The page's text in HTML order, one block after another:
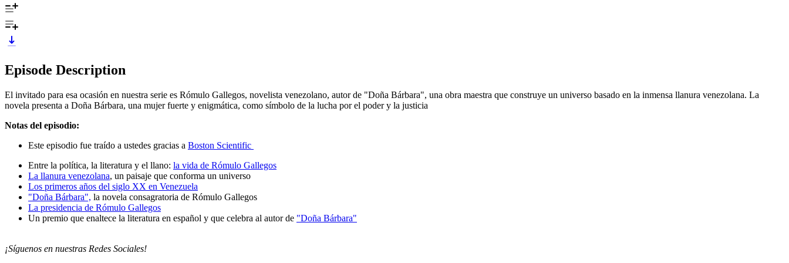
Episode Description
El invitado para esa ocasión en nuestra serie es Rómulo Gallegos, novelista venezolano, autor de "Doña Bárbara", una obra maestra que construye un universo basado en la inmensa llanura venezolana. La
novela presenta a Doña Bárbara, una mujer fuerte y enigmática, como símbolo de la lucha por el poder y la justicia
Notas del episodio:
Este episodio fue traído a ustedes gracias a Boston Scientific
Entre la política, la literatura y el llano: la vida de Rómulo Gallegos
La llanura venezolana, un paisaje que conforma un universo
Los primeros años del siglo XX en Venezuela
"Doña Bárbara", la novela consagratoria de Rómulo Gallegos
La presidencia de Rómulo Gallegos
Un premio que enaltece la literatura en español y que celebra al autor de "Doña Bárbara"
¡Síguenos en nuestras Redes Sociales!